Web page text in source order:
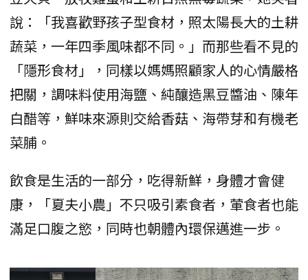
說：「我喜歡野孩子型食材，照太陽長大的土耕
蔬菜，一年四季風味都不同。」而那些看不見的
「隱形食材」，同樣以媽媽照顧家人的心情嚴格
把關，調味料使用海鹽、純釀造黑豆醬油、陳年
白醋等，鮮味來源則交給香菇、海帶芽和有機老
菜脯。
飲食是生活的一部分，吃得新鮮，身體才會健
康，「夏夫小農」不只吸引素食者，葷食者也能
滿足口腹之慾，同時也朝體內環保邁進一步。